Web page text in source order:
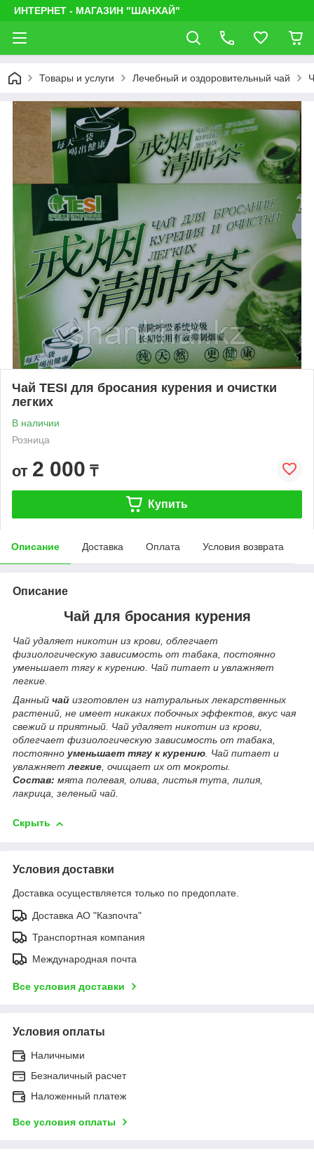
ИНТЕРНЕТ - МАГАЗИН "ШАНХАЙ"
Товары и услуги Лечебный и оздоровительный чай
Чай TESI для бросания курения и очистки
легких
В наличии
Розница
от 2 000 ₸
Купить
Описание Доставка Оплата Условия возврата
Описание
Чай для бросания курения
Чай удаляет никотин из крови, облегчает
физиологическую зависимость от табака, постоянно
уменьшает тягу к курению. Чай питает и увлажняет
легкие.
Данный чай изготовлен из натуральных лекарственных
растений, не имеет никаких побочных эффектов, вкус чая
свежий и приятный. Чай удаляет никотин из крови,
облегчает физиологическую зависимость от табака,
постоянно уменьшает тягу к курению. Чай питает и
увлажняетлегкие, очищает их от мокроты.
Состав: мята полевая, олива, листья тута, лилия,
лакрица, зеленый чай.
Скрыть
Условия доставки
Доставка осуществляется только по предоплате.
Доставка АО "Казпочта"
Транспортная компания
Международная почта
Все условия доставки
Условия оплаты
Наличными
Безналичный расчет
Наложенный платеж
Все условия оплаты